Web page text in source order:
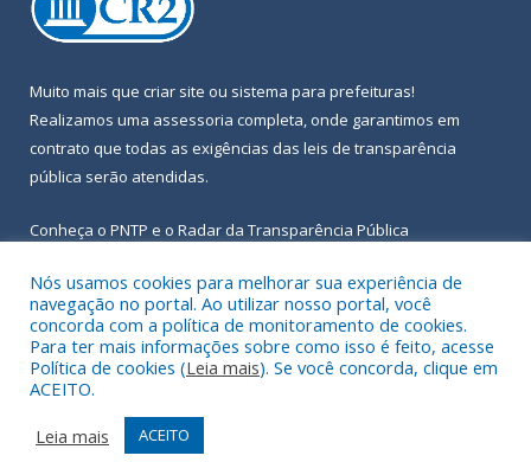
Muito mais que criar site ou sistema para prefeituras!
Realizamos uma assessoria completa, onde garantimos em
contrato que todas as exigências das leis de transparência
pública serão atendidas.
Conheça o PNTP e o Radar da Transparência Pública
Todos os direitos reservados a Prefeitura Municipal de Igarapé-
Açu.
Frequência Online
Acessar Área Administrativa
Nós usamos cookies para melhorar sua experiência de
navegação no portal. Ao utilizar nosso portal, você
concorda com a política de monitoramento de cookies.
Para ter mais informações sobre como isso é feito, acesse
Política de cookies (Leia mais). Se você concorda, clique em
ACEITO.
Leia mais
ACEITO